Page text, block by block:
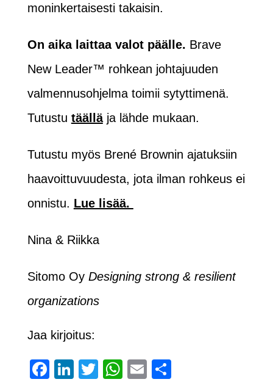
moninkertaisesti takaisin.
On aika laittaa valot päälle. Brave
New Leader™ rohkean johtajuuden
valmennusohjelma toimii sytyttimenä.
Tutustu täälläja lähde mukaan.
Tutustu myös Brené Brownin ajatuksiin
haavoittuvuudesta, jota ilman rohkeus ei
onnistu. Lue lisää.
Nina & Riikka
Sitomo Oy Designing strong & resilient
organizations
Jaa kirjoitus:
Facebook
LinkedIn
Twitter
WhatsApp
Email